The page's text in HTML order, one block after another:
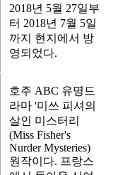
2018년 5월 27일부
터 2018년 7월 5일
까지 현지에서 방
영되었다.
호주 ABC 유명드
라마 '미쓰 피셔의
살인 미스터리
(Miss Fisher's
Nurder Mysteries)
원작이다. 프랑스